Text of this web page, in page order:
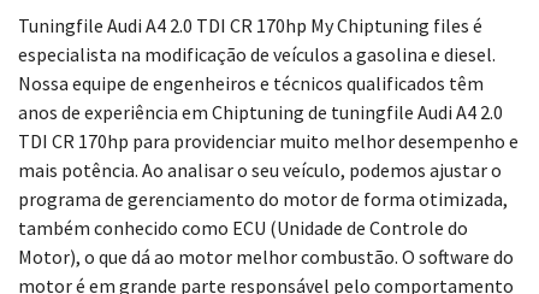
Tuningfile Audi A4 2.0 TDI CR 170hp My Chiptuning files é
especialista na modificação de veículos a gasolina e diesel.
Nossa equipe de engenheiros e técnicos qualificados têm
anos de experiência em Chiptuning de tuningfile Audi A4 2.0
TDI CR 170hp para providenciar muito melhor desempenho e
mais potência. Ao analisar o seu veículo, podemos ajustar o
programa de gerenciamento do motor de forma otimizada,
também conhecido como ECU (Unidade de Controle do
Motor), o que dá ao motor melhor combustão. O software do
motor é em grande parte responsável pelo comportamento